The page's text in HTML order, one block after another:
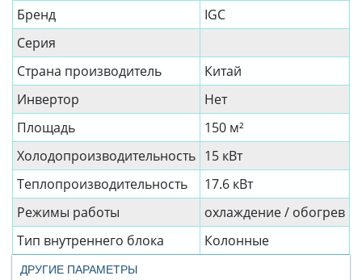
Бренд
IGC
Серия
Страна производитель
Китай
Инвертор
Нет
Площадь
150 м²
Холодопроизводительность 15 кВт
Теплопроизводительность
17.6 кВт
Режимы работы
охлаждение / обогрев
Тип внутреннего блока
Колонные
ДРУГИЕ ПАРАМЕТРЫ